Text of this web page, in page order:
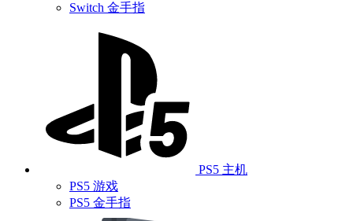
Switch 金手指
PS5 主机
PS5 游戏
PS5 金手指